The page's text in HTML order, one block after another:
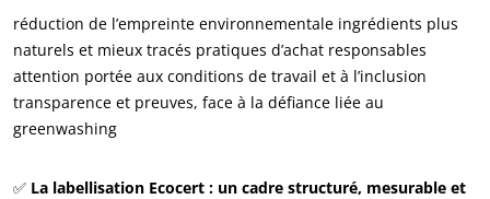
Qui sommes nous ?
Actualités
Carrières
réduction de l’empreinte environnementale ingrédients plus
naturels et mieux tracés pratiques d’achat responsables
attention portée aux conditions de travail et à l’inclusion
transparence et preuves, face à la défiance liée au
greenwashing
✅ La labellisation Ecocert : un cadre structuré, mesurable et